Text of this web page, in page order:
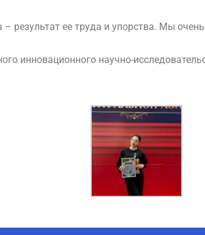
ее труда и упорства. Мы
инновационного научно-
AI-Talapker